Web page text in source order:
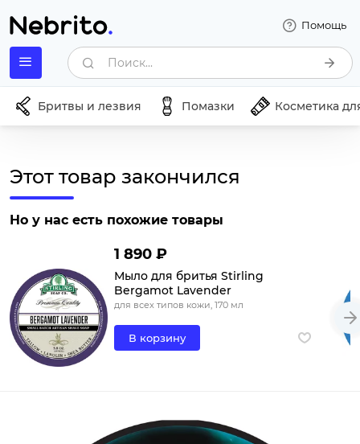
Помощь
Поиск...
Бритвы и лезвия Помазки Косметика
Этот товар закончился
Но у нас есть похожие товары
1 890 ₽
Мыло для бритья Stirling
Bergamot Lavender
для всех типов кожи, 170 мл
В корзину